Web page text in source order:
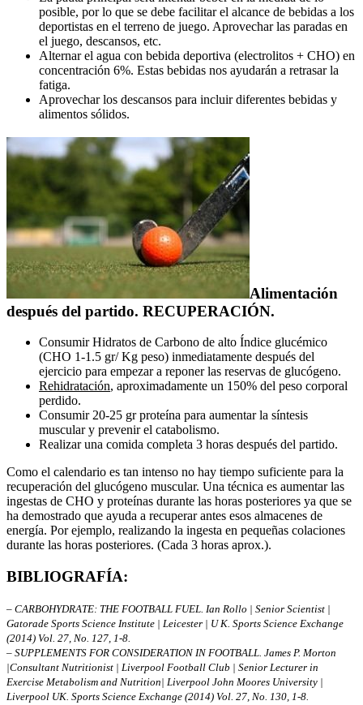
posible, por lo que se debe facilitar el alcance de bebidas a los
deportistas en el terreno de juego. Aprovechar las paradas en
el juego, descansos, etc.
Alternar el agua con bebida deportiva (electrolitos + CHO) en
concentración 6%. Estas bebidas nos ayudarán a retrasar la
fatiga.
Aprovechar los descansos para incluir diferentes bebidas y
alimentos sólidos.
Alimentación
después del partido. RECUPERACIÓN.
Consumir Hidratos de Carbono de alto Índice glucémico
(CHO 1-1.5 gr/ Kg peso) inmediatamente después del
ejercicio para empezar a reponer las reservas de glucógeno.
Rehidratación, aproximadamente un 150% del peso corporal
perdido.
Consumir 20-25 gr proteína para aumentar la síntesis
muscular y prevenir el catabolismo.
Realizar una comida completa 3 horas después del partido.
Como el calendario es tan intenso no hay tiempo suficiente para la
recuperación del glucógeno muscular. Una técnica es aumentar las
ingestas de CHO y proteínas durante las horas posteriores ya que se
ha demostrado que ayuda a recuperar antes esos almacenes de
energía. Por ejemplo, realizando la ingesta en pequeñas colaciones
durante las horas posteriores. (Cada 3 horas aprox.).
BIBLIOGRAFÍA:
– CARBOHYDRATE: THE FOOTBALL FUEL. Ian Rollo | Senior Scientist |
Gatorade Sports Science Institute | Leicester | U K. Sports Science Exchange
(2014) Vol. 27, No. 127, 1-8.
– SUPPLEMENTS FOR CONSIDERATION IN FOOTBALL. James P. Morton
|Consultant Nutritionist | Liverpool Football Club | Senior Lecturer in
Exercise Metabolism and Nutrition| Liverpool John Moores University |
Liverpool UK. Sports Science Exchange (2014) Vol. 27, No. 130, 1-8.